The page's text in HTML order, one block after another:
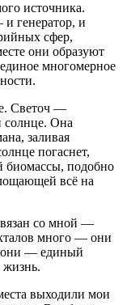
источника.
генератор, и
сфер,
они образуют
многомерное
Светоч —
солнце. Она
заливая
погаснет,
биомассы, подобно
всё на
со мной —
много — они
они — единый
жизнь.
выходили мои